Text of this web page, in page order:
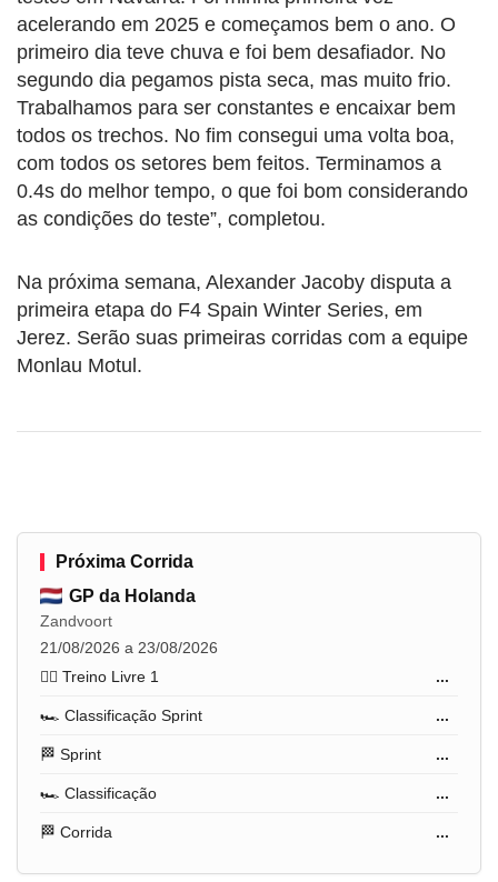
acelerando em 2025 e começamos bem o ano. O
primeiro dia teve chuva e foi bem desafiador. No
segundo dia pegamos pista seca, mas muito frio.
Trabalhamos para ser constantes e encaixar bem
todos os trechos. No fim consegui uma volta boa,
com todos os setores bem feitos. Terminamos a
0.4s do melhor tempo, o que foi bom considerando
as condições do teste”, completou.
Na próxima semana, Alexander Jacoby disputa a
primeira etapa do F4 Spain Winter Series, em
Jerez. Serão suas primeiras corridas com a equipe
Monlau Motul.
Próxima Corrida
GP da Holanda
Zandvoort
21/08/2026 a 23/08/2026
🏋️‍♂️ Treino Livre 1
...
🏎️ Classificação Sprint ...
🏁 Sprint ...
🏎️ Classificação ...
🏁 Corrida ...